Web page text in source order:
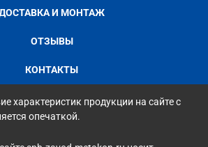
И МОНТАЖ
ОТЗЫВЫ
КОНТАКТЫ
характеристик продукции на сайте с
опечаткой.